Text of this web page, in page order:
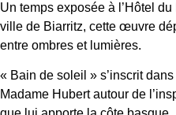
Un temps exposée à l’Hôtel
ville de Biarritz, cette œuvre
entre ombres et lumières.
« Bain de soleil » s’inscrit
Madame Hubert autour de